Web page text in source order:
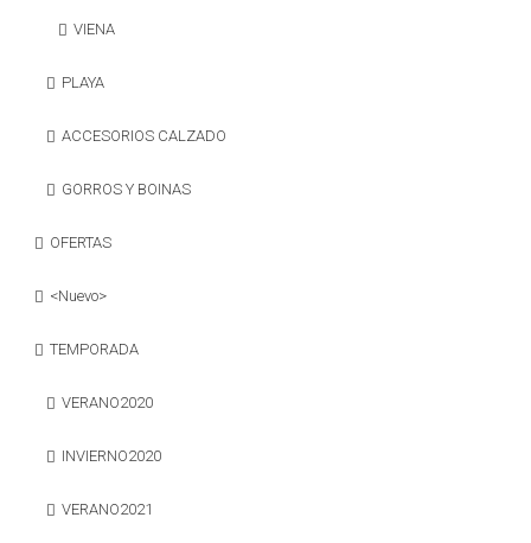
VIENA
PLAYA
ACCESORIOS CALZADO
GORROS Y BOINAS
OFERTAS
<Nuevo>
TEMPORADA
VERANO2020
INVIERNO2020
VERANO2021